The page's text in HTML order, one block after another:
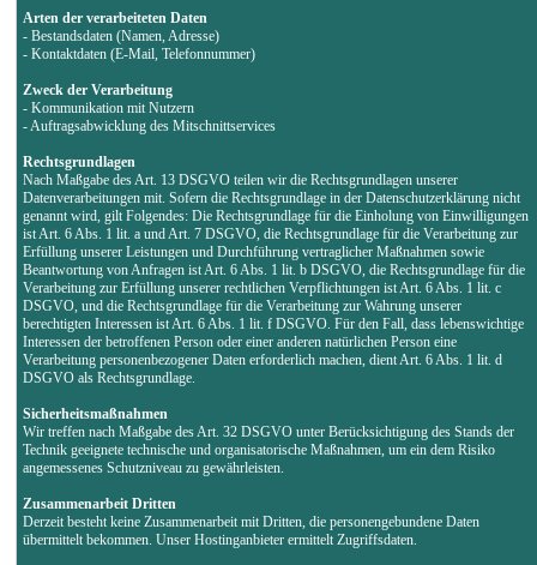
Arten der verarbeiteten Daten
- Bestandsdaten (Namen, Adresse)
- Kontaktdaten (E-Mail, Telefonnummer)
Zweck der Verarbeitung
- Kommunikation mit Nutzern
- Auftragsabwicklung des Mitschnittservices
Rechtsgrundlagen
Nach Maßgabe des Art. 13 DSGVO teilen wir die Rechtsgrundlagen unserer
Datenverarbeitungen mit. Sofern die Rechtsgrundlage in der Datenschutzerklärung nicht
genannt wird, gilt Folgendes: Die Rechtsgrundlage für die Einholung von Einwilligungen
ist Art. 6 Abs. 1 lit. a und Art. 7 DSGVO, die Rechtsgrundlage für die Verarbeitung zur
Erfüllung unserer Leistungen und Durchführung vertraglicher Maßnahmen sowie
Beantwortung von Anfragen ist Art. 6 Abs. 1 lit. b DSGVO, die Rechtsgrundlage für die
Verarbeitung zur Erfüllung unserer rechtlichen Verpflichtungen ist Art. 6 Abs. 1 lit. c
DSGVO, und die Rechtsgrundlage für die Verarbeitung zur Wahrung unserer
berechtigten Interessen ist Art. 6 Abs. 1 lit. f DSGVO. Für den Fall, dass lebenswichtige
Interessen der betroffenen Person oder einer anderen natürlichen Person eine
Verarbeitung personenbezogener Daten erforderlich machen, dient Art. 6 Abs. 1 lit. d
DSGVO als Rechtsgrundlage.
Sicherheitsmaßnahmen
Wir treffen nach Maßgabe des Art. 32 DSGVO unter Berücksichtigung des Stands der
Technik geeignete technische und organisatorische Maßnahmen, um ein dem Risiko
angemessenes Schutzniveau zu gewährleisten.
Zusammenarbeit Dritten
Derzeit besteht keine Zusammenarbeit mit Dritten, die personengebundene Daten
übermittelt bekommen. Unser Hostinganbieter ermittelt Zugriffsdaten.